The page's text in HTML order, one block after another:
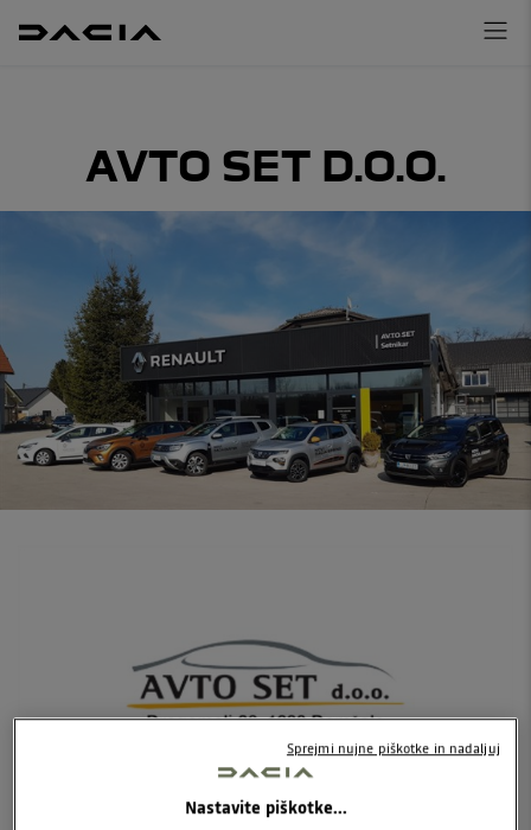
AVTO SET D.O.O.
Nastavite piškotke...
Sprejmi nujne piškotke in nadaljuj